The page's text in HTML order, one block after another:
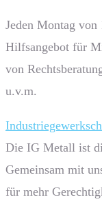
Jeden Montag
Hilfsangebot für
von
u.v.m.
Die IG Metall ist
Gemeinsam mit
für mehr